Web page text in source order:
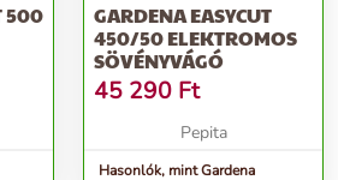
500
GARDENA EASYCUT
450/50 ELEKTROMOS
SÖVÉNYVÁGÓ
45 290 Ft
Pepita
Hasonlók, mint Gardena